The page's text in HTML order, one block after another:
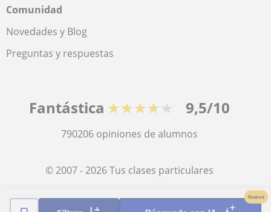
Nuevo
Comunidad
Novedades y Blog
Preguntas y respuestas
Fantástica ★★★★★ 9,5/10
790206 opiniones de alumnos
© 2007 - 2026 Tus clases particulares
Mapa web:Profesores particulares